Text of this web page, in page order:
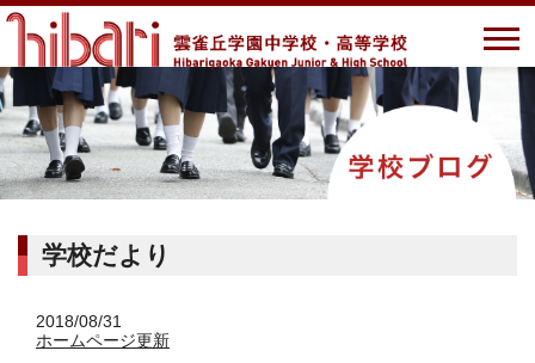
学校だより
2018/08/31
ホームページ更新